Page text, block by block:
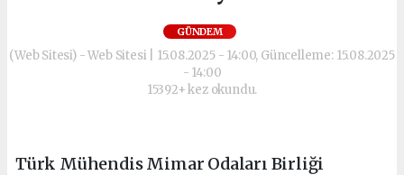
GÜNDEM
(Web Sitesi) - Web Sitesi | 15.08.2025 - 14:00, Güncelleme: 15.08.2025
- 14:00
15392+ kez okundu.
Türk Mühendis Mimar Odaları Birliği